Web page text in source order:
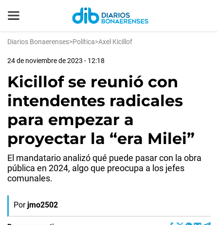
Diarios Bonaerenses>Política>Axel Kicillof
24 de noviembre de 2023 - 12:18
Kicillof se reunió con
intendentes radicales
para empezar a
proyectar la “era Milei”
El mandatario analizó qué puede pasar con la obra
pública en 2024, algo que preocupa a los jefes
comunales.
Por jmo2502